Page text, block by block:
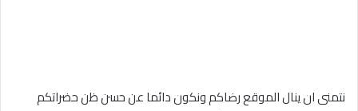
نتمنى ان ينال الموقع رضاكم ونكون دائما عن حسن ظن حضراتكم